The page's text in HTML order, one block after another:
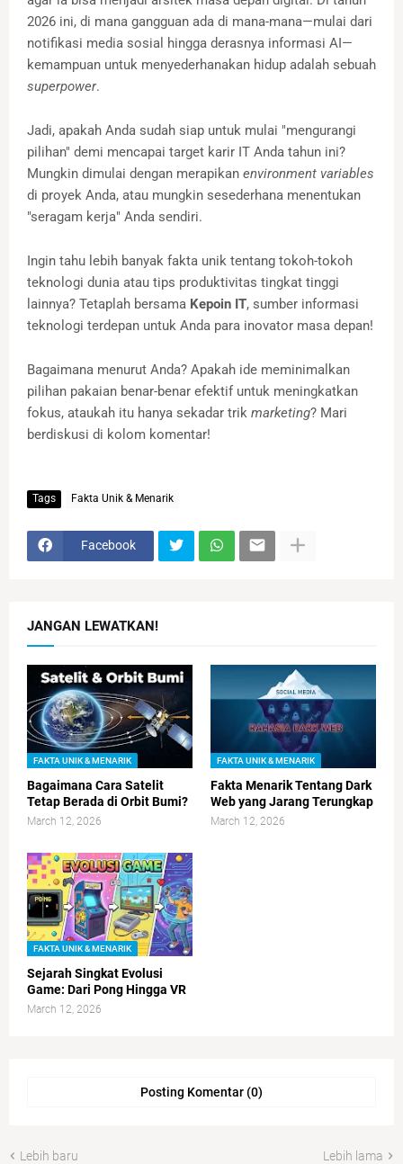
2026 ini, di mana gangguan ada di mana-mana—mulai dari
notifikasi media sosial hingga derasnya informasi AI—
kemampuan untuk menyederhanakan hidup adalah sebuah
superpower.
Jadi, apakah Anda sudah siap untuk mulai "mengurangi
pilihan" demi mencapai target karir IT Anda tahun ini?
Mungkin dimulai dengan merapikan environment variables
di proyek Anda, atau mungkin sesederhana menentukan
"seragam kerja" Anda sendiri.
Ingin tahu lebih banyak fakta unik tentang tokoh-tokoh
teknologi dunia atau tips produktivitas tingkat tinggi
lainnya? Tetaplah bersama Kepoin IT, sumber informasi
teknologi terdepan untuk Anda para inovator masa depan!
Bagaimana menurut Anda? Apakah ide meminimalkan
pilihan pakaian benar-benar efektif untuk meningkatkan
fokus, ataukah itu hanya sekadar trik marketing? Mari
berdiskusi di kolom komentar!
Tags Fakta Unik & Menarik
Facebook
JANGAN LEWATKAN!
FAKTA UNIK & MENARIK
Bagaimana Cara Satelit
Tetap Berada di Orbit Bumi?
March 12, 2026
FAKTA UNIK & MENARIK
Fakta Menarik Tentang Dark
Web yang Jarang Terungkap
March 12, 2026
FAKTA UNIK & MENARIK
Sejarah Singkat Evolusi
Game: Dari Pong Hingga VR
March 12, 2026
Posting Komentar (0)
Lebih baru Lebih lama